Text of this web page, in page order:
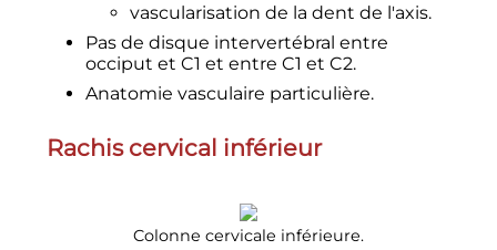
vascularisation de la dent de l'axis.
Pas de disque intervertébral entre
occiput et C1 et entre C1 et C2.
Anatomie vasculaire particulière.
Rachis cervical inférieur
Colonne cervicale inférieure.